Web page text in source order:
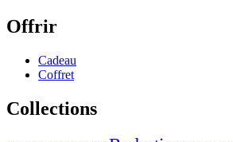
Offrir
Cadeau
Coffret
Collections